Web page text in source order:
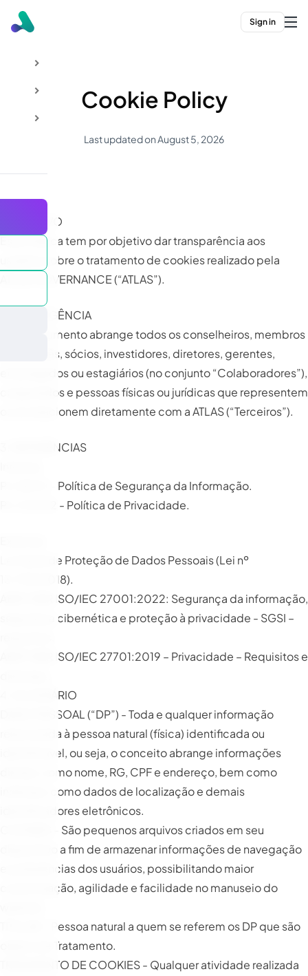
Sign in
Cookie Policy
Last updated on August 5, 2026
1. OBJETIVO
Esta Política tem por objetivo dar transparência aos
usuários sobre o tratamento de cookies realizado pela
ATLAS GOVERNANCE (“ATLAS”).
2. ABRANGÊNCIA
Este documento abrange todos os conselheiros, membros
de comitês, sócios, investidores, diretores, gerentes,
empregados ou estagiários (no conjunto “Colaboradores”),
cooperados e pessoas físicas ou jurídicas que representem
ou se relacionem diretamente com a ATLAS (“Terceiros”).
3. REFERÊNCIAS
PL GSI 01 - Política de Segurança da Informação.
PL CCE 02 - Política de Privacidade.
Lei Geral de Proteção de Dados Pessoais (Lei nº
13.709/2018).
ABNT NBR ISO/IEC 27001:2022: Segurança da informação,
segurança cibernética e proteção à privacidade - SGSI –
ABNT NBR ISO/IEC 27701:2019 – Privacidade – Requisitos e
4. GLOSSÁRIO
DADO PESSOAL (“DP”) - Toda e qualquer informação
relacionada à pessoa natural (física) identificada ou
identificável, ou seja, o conceito abrange informações
diretas, como nome, RG, CPF e endereço, bem como
indiretas, como dados de localização e demais
identificadores eletrônicos.
COOKIES - São pequenos arquivos criados em seu
dispositivo a fim de armazenar informações de navegação
e preferências dos usuários, possibilitando maior
customização, agilidade e facilidade no manuseio do
TITULAR - Pessoa natural a quem se referem os DP que são
objeto de Tratamento.
TRATAMENTO DE COOKIES - Qualquer atividade realizada